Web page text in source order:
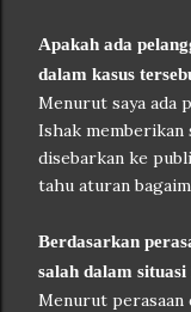
Apakah ada
dalam kasus
Menurut saya ada
Ishak memberikan
disebarkan ke
tahu aturan
Berdasarkan
salah dalam
Menurut perasaan